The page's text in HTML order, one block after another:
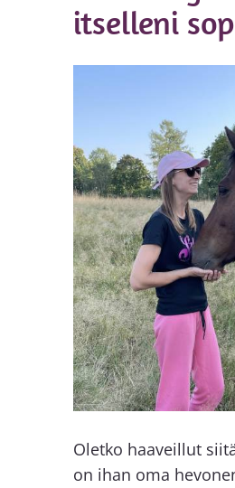
Annika
Blogi
itselleni
Oletko haaveillut
on ihan oma